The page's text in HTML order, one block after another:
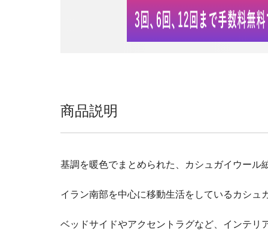
商品説明
基調を暖色でまとめられた、カシュガイウール
イラン南部を中心に移動生活をしているカシュ
ベッドサイドやアクセントラグなど、インテリ